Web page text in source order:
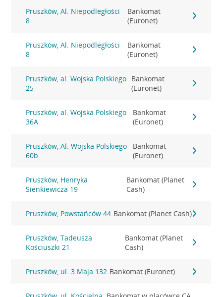
Pruszków, Al. Niepodległości
8
Bankomat
(Euronet)
Pruszków, Al. Niepodległości
8
Bankomat
(Euronet)
Pruszków, al. Wojska Polskiego
25
Bankomat
(Euronet)
Pruszków, al. Wojska Polskiego
36A
Bankomat
(Euronet)
Pruszków, Al. Wojska Polskiego
60b
Bankomat
(Euronet)
Pruszków, Henryka
Sienkiewicza 19
Bankomat (Planet
Cash)
Pruszków, Powstańców 44 Bankomat (Planet Cash)
Pruszków, Tadeusza
Kościuszki 21
Bankomat (Planet
Cash)
Pruszków, ul. 3 Maja 132 Bankomat (Euronet)